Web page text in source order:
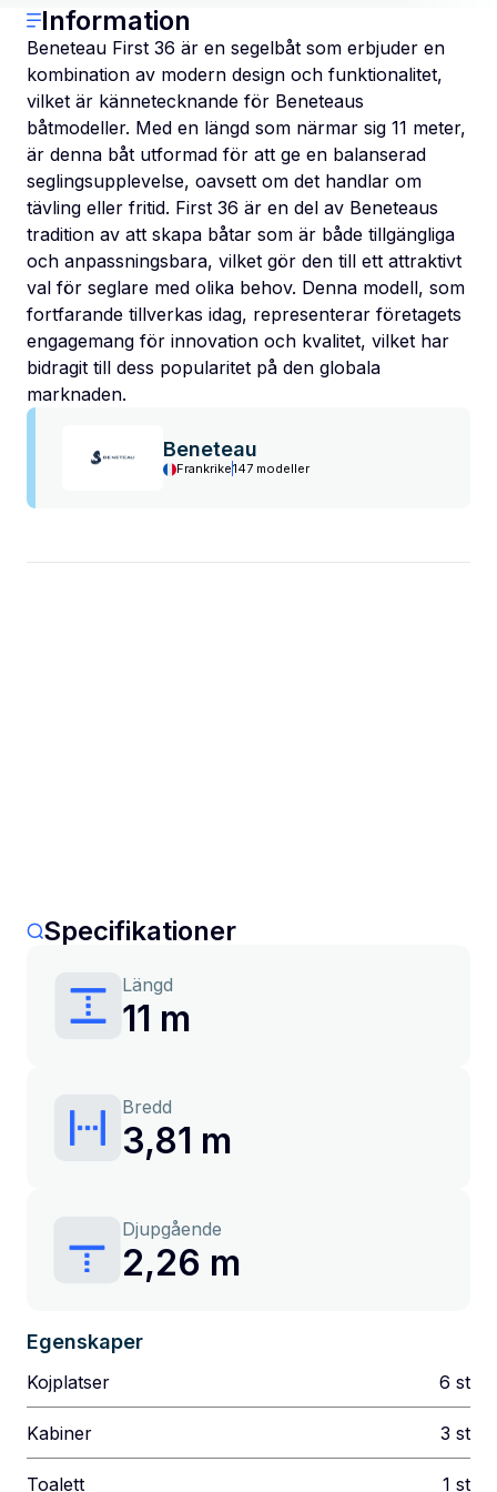
Information
Beneteau First 36 är en segelbåt som erbjuder en
kombination av modern design och funktionalitet,
vilket är kännetecknande för Beneteaus
båtmodeller. Med en längd som närmar sig 11 meter,
är denna båt utformad för att ge en balanserad
seglingsupplevelse, oavsett om det handlar om
tävling eller fritid. First 36 är en del av Beneteaus
tradition av att skapa båtar som är både tillgängliga
och anpassningsbara, vilket gör den till ett attraktivt
val för seglare med olika behov. Denna modell, som
fortfarande tillverkas idag, representerar företagets
engagemang för innovation och kvalitet, vilket har
bidragit till dess popularitet på den globala
marknaden.
Beneteau
Frankrike147 modeller
Specifikationer
Längd
11 m
Bredd
3,81 m
Djupgående
2,26 m
Egenskaper
Kojplatser 6 st
Kabiner 3 st
Toalett 1 st